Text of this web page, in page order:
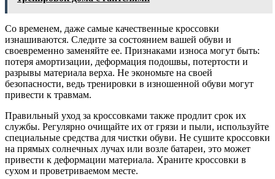
Со временем, даже самые качественные кроссовки
изнашиваются. Следите за состоянием вашей обуви и
своевременно заменяйте ее. Признаками износа могут быть:
потеря амортизации, деформация подошвы, потертости и
разрывы материала верха. Не экономьте на своей
безопасности, ведь тренировки в изношенной обуви могут
привести к травмам.
Правильный уход за кроссовками также продлит срок их
службы. Регулярно очищайте их от грязи и пыли, используйте
специальные средства для чистки обуви. Не сушите кроссовки
на прямых солнечных лучах или возле батареи, это может
привести к деформации материала. Храните кроссовки в
сухом и проветриваемом месте.